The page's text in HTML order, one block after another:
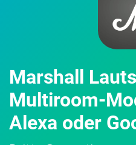
Marshall
Multiroom-
Alexa oder